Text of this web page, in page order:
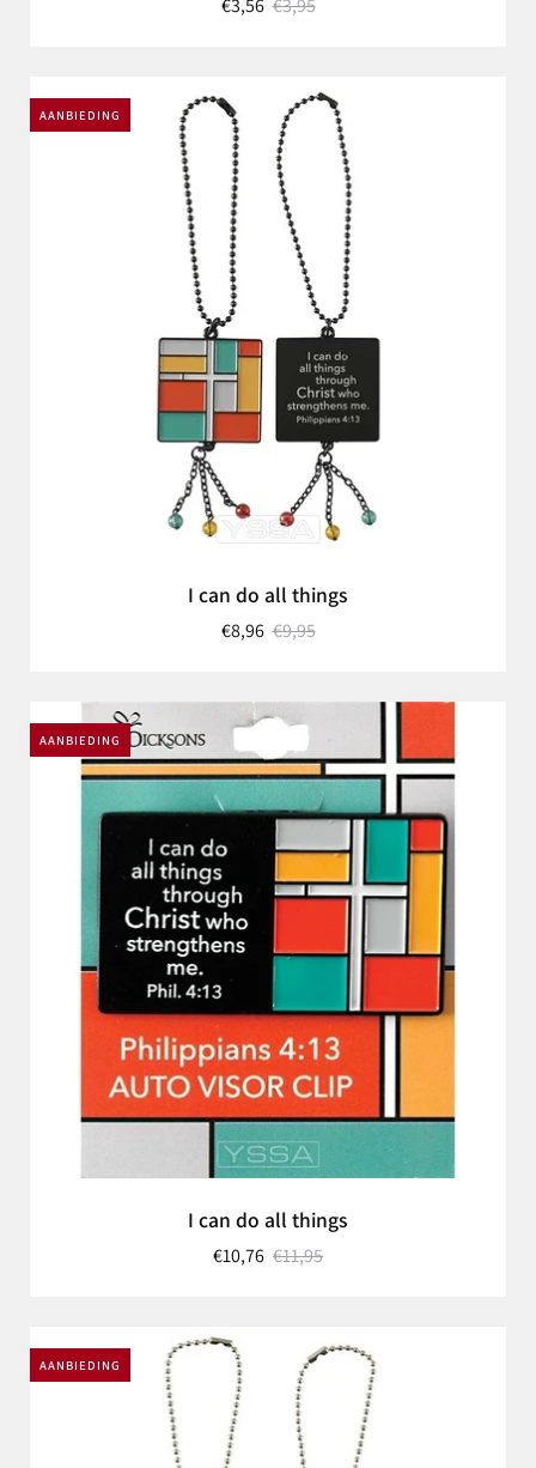
AANBIEDING
I can do all things
€8,96 €9,95
AANBIEDING
I can do all things
€10,76 €11,95
AANBIEDING